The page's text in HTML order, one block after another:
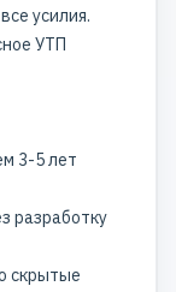
усилия.
УТП
3-5 лет
разработку
скрытые